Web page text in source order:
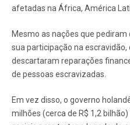
afetadas na África, América
Mesmo as nações que
sua participação na
descartaram reparações
de pessoas escravizadas.
Em vez disso, o governo
milhões (cerca de R$ 1,2